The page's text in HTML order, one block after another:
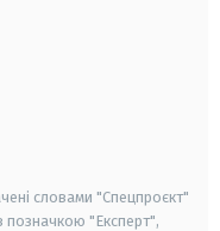
словами "Спецпроєкт"
позначкою "Експерт",